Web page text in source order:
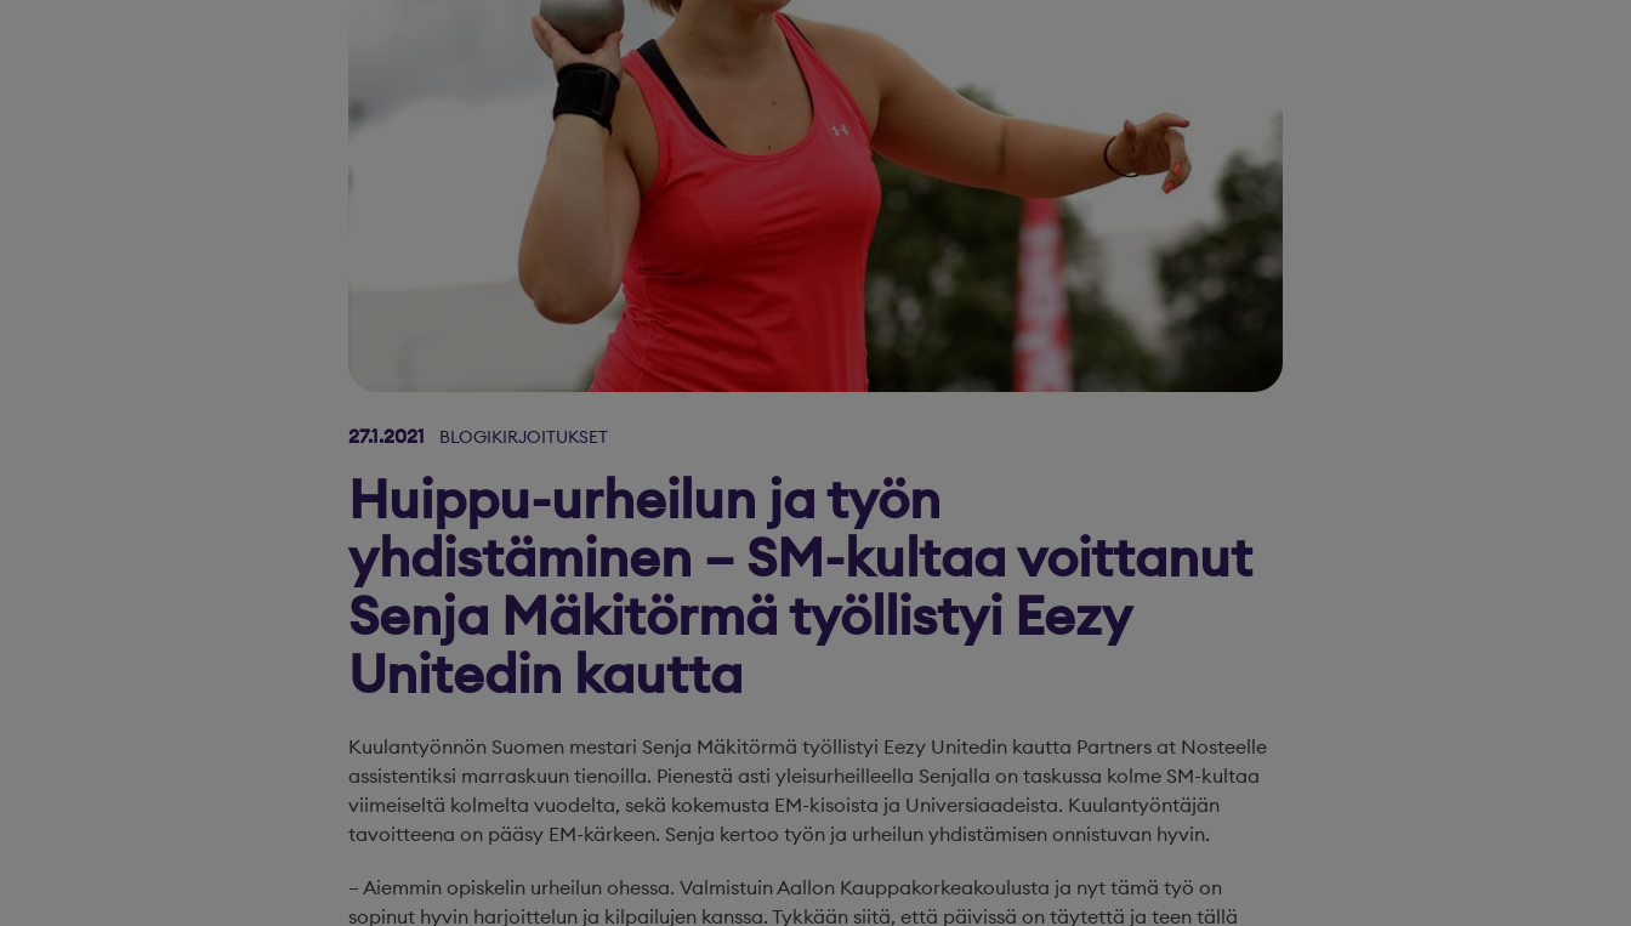
27.1.2021 BLOGIKIRJOITUKSET
Huippu-urheilun ja työn
yhdistäminen – SM-kultaa voittanut
Senja Mäkitörmä työllistyi Eezy
Unitedin kautta
Kuulantyönnön Suomen mestari Senja Mäkitörmä työllistyi Eezy Unitedin kautta Partners at Nosteelle
assistentiksi marraskuun tienoilla. Pienestä asti yleisurheilleella Senjalla on taskussa kolme SM-kultaa
viimeiseltä kolmelta vuodelta, sekä kokemusta EM-kisoista ja Universiaadeista. Kuulantyöntäjän
tavoitteena on pääsy EM-kärkeen. Senja kertoo työn ja urheilun yhdistämisen onnistuvan hyvin.
– Aiemmin opiskelin urheilun ohessa. Valmistuin Aallon Kauppakorkeakoulusta ja nyt tämä työ on
sopinut hyvin harjoittelun ja kilpailujen kanssa. Tykkään siitä, että päivissä on täytettä ja teen tällä